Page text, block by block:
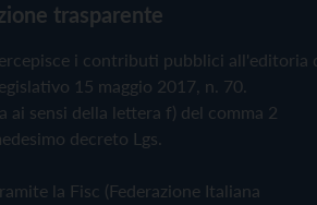
trasparente
i contributi pubblici all'editoria
15 maggio 2017, n. 70.
ai sensi della lettera f) del comma 2
decreto Lgs.
la Fisc (Federazione Italiana